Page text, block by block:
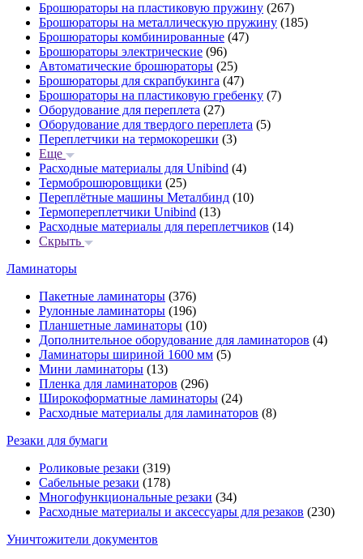
Брошюраторы на пластиковую пружину (267)
Брошюраторы на металлическую пружину (185)
Брошюраторы комбинированные (47)
Брошюраторы электрические (96)
Автоматические брошюраторы (25)
Брошюраторы для скрапбукинга (47)
Брошюраторы на пластиковую гребенку (7)
Оборудование для переплета (27)
Оборудование для твердого переплета (5)
Переплетчики на термокорешки (3)
Еще
Расходные материалы для Unibind (4)
Термоброшюровщики (25)
Переплётные машины Металбинд (10)
Термопереплетчики Unibind (13)
Расходные материалы для переплетчиков (14)
Скрыть
Ламинаторы
Пакетные ламинаторы (376)
Рулонные ламинаторы (196)
Планшетные ламинаторы (10)
Дополнительное оборудование для ламинаторов (4)
Ламинаторы шириной 1600 мм (5)
Мини ламинаторы (13)
Пленка для ламинаторов (296)
Широкоформатные ламинаторы (24)
Расходные материалы для ламинаторов (8)
Резаки для бумаги
Роликовые резаки (319)
Сабельные резаки (178)
Многофункциональные резаки (34)
Расходные материалы и аксессуары для резаков (230)
Уничтожители документов